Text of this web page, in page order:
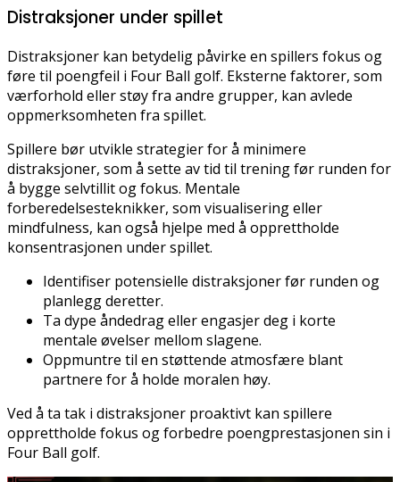
Distraksjoner under spillet
Distraksjoner kan betydelig påvirke en spillers fokus og
føre til poengfeil i Four Ball golf. Eksterne faktorer, som
værforhold eller støy fra andre grupper, kan avlede
oppmerksomheten fra spillet.
Spillere bør utvikle strategier for å minimere
distraksjoner, som å sette av tid til trening før runden for
å bygge selvtillit og fokus. Mentale
forberedelsesteknikker, som visualisering eller
mindfulness, kan også hjelpe med å opprettholde
konsentrasjonen under spillet.
Identifiser potensielle distraksjoner før runden og
planlegg deretter.
Ta dype åndedrag eller engasjer deg i korte
mentale øvelser mellom slagene.
Oppmuntre til en støttende atmosfære blant
partnere for å holde moralen høy.
Ved å ta tak i distraksjoner proaktivt kan spillere
opprettholde fokus og forbedre poengprestasjonen sin i
Four Ball golf.